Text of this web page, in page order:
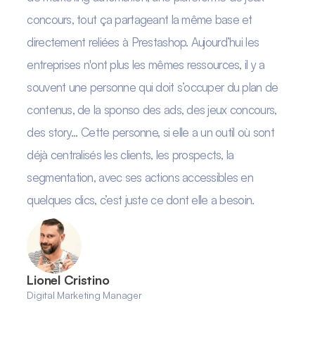
concours, tout ça partageant la même base et
directement reliées à Prestashop. Aujourd’hui les
entreprises n'ont plus les mêmes ressources, il y a
souvent une personne qui doit s’occuper du plan de
contenus, de la sponso des ads, des jeux concours,
des story... Cette personne, si elle a un outil où sont
déjà centralisés les clients, les prospects, la
segmentation, avec ses actions accessibles en
quelques clics, c’est juste ce dont elle a besoin.
Lionel Cristino
Digital Marketing Manager